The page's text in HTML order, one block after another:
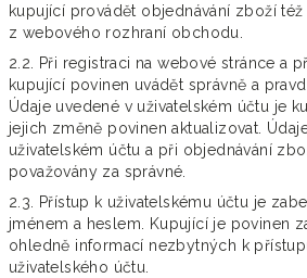
kupující provádět objednávání zboží
z webového rozhraní obchodu.
2.2. Při registraci na webové stránce a
kupující povinen uvádět správně a
Údaje uvedené v uživatelském účtu je
jejich změně povinen aktualizovat.
uživatelském účtu a při objednávání
považovány za správné.
2.3. Přístup k uživatelskému účtu je
jménem a heslem. Kupující je povinen
ohledně informací nezbytných k
uživatelského účtu.